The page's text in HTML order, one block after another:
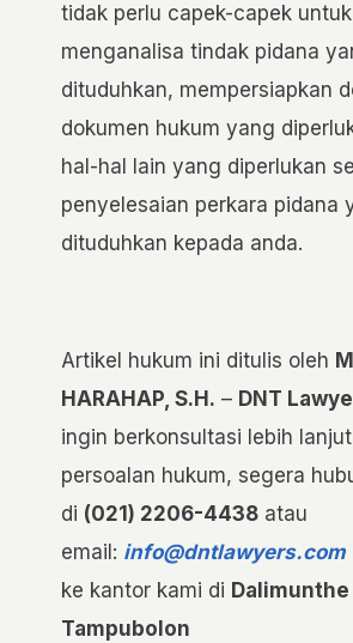
tidak perlu capek-capek untuk
menganalisa tindak pidana
dituduhkan, mempersiapkan
dokumen hukum yang
hal-hal lain yang diperlukan
penyelesaian perkara pidana
dituduhkan kepada anda.
Artikel hukum ini ditulis oleh
HARAHAP, S.H. – DNT
ingin berkonsultasi lebih
persoalan hukum, segera
di (021) 2206-4438 atau
email: info@dntlawyers.com
ke kantor kami di Dalimunthe
Tampubolon